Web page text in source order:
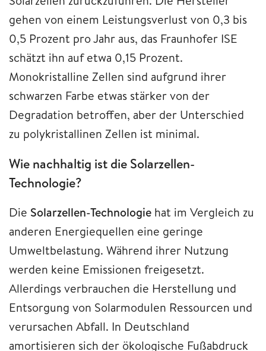
gehen von einem Leistungsverlust von 0,3 bis
0,5 Prozent pro Jahr aus, das Fraunhofer ISE
schätzt ihn auf etwa 0,15 Prozent.
Monokristalline Zellen sind aufgrund ihrer
schwarzen Farbe etwas stärker von der
Degradation betroffen, aber der Unterschied
zu polykristallinen Zellen ist minimal.
Wie nachhaltig ist die Solarzellen-
Technologie?
Die Solarzellen-Technologie hat im Vergleich zu
anderen Energiequellen eine geringe
Umweltbelastung. Während ihrer Nutzung
werden keine Emissionen freigesetzt.
Allerdings verbrauchen die Herstellung und
Entsorgung von Solarmodulen Ressourcen und
verursachen Abfall. In Deutschland
amortisieren sich der ökologische Fußabdruck